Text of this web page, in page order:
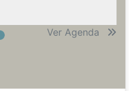
Ver Agenda